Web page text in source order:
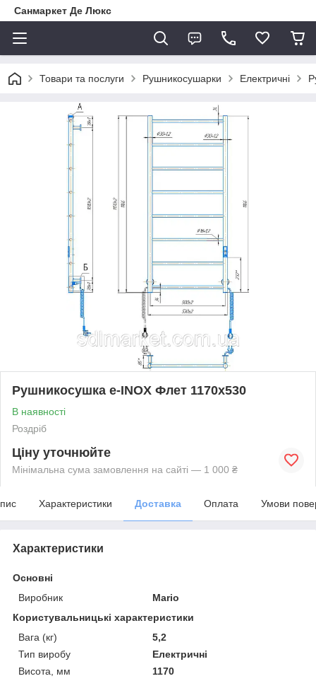
Санмаркет Де Люкс
Товари та послуги Рушникосушарки Електричні
Рушникосушка e-INOX Флет 1170х530
В наявності
Роздріб
Ціну уточнюйте
Мінімальна сума замовлення на сайті — 1 000 ₴
Характеристики Доставка Оплата Умови
Характеристики
Основні
Виробник
Mario
Користувальницькі характеристики
Вага (кг)
5,2
Тип виробу
Електричні
Висота, мм
1170